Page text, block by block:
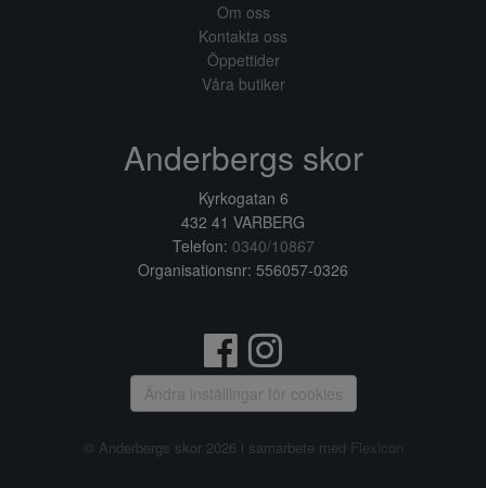
Om oss
Kontakta oss
Öppettider
Våra butiker
Anderbergs skor
Kyrkogatan 6
432 41 VARBERG
Telefon: 0340/10867
Organisationsnr: 556057-0326
Ändra inställingar för cookies
© Anderbergs skor 2026 i samarbete med Flexicon